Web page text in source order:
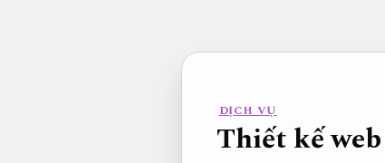
DỊCH VỤ
Thiết kế